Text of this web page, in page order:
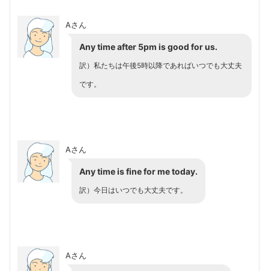
Aさん
Any timeafter 5pm is good for us.
訳）私たちは午後5時以降であればいつでも大丈夫
です。
Aさん
Any timeis fine for me today.
訳）今日はいつでも大丈夫です。
Aさん